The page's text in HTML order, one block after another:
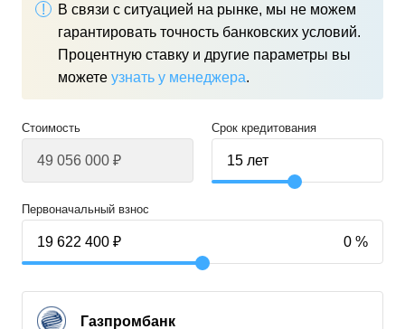
В связи с ситуацией на рынке, мы не можем
гарантировать точность банковских условий.
Процентную ставку и другие параметры вы
можете узнать у менеджера.
Стоимость
Первоначальный взнос
Срок кредитования
Газпромбанк